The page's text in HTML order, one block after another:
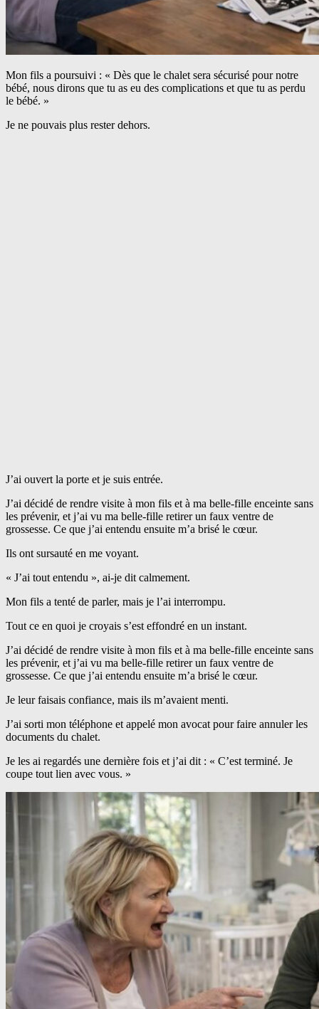
Mon fils a poursuivi : « Dès que le chalet sera sécurisé pour notre
bébé, nous dirons que tu as eu des complications et que tu as perdu
le bébé. »
Je ne pouvais plus rester dehors.
J’ai ouvert la porte et je suis entrée.
J’ai décidé de rendre visite à mon fils et à ma belle-fille enceinte sans
les prévenir, et j’ai vu ma belle-fille retirer un faux ventre de
grossesse. Ce que j’ai entendu ensuite m’a brisé le cœur.
Ils ont sursauté en me voyant.
« J’ai tout entendu », ai-je dit calmement.
Mon fils a tenté de parler, mais je l’ai interrompu.
Tout ce en quoi je croyais s’est effondré en un instant.
J’ai décidé de rendre visite à mon fils et à ma belle-fille enceinte sans
les prévenir, et j’ai vu ma belle-fille retirer un faux ventre de
grossesse. Ce que j’ai entendu ensuite m’a brisé le cœur.
Je leur faisais confiance, mais ils m’avaient menti.
J’ai sorti mon téléphone et appelé mon avocat pour faire annuler les
documents du chalet.
Je les ai regardés une dernière fois et j’ai dit : « C’est terminé. Je
coupe tout lien avec vous. »